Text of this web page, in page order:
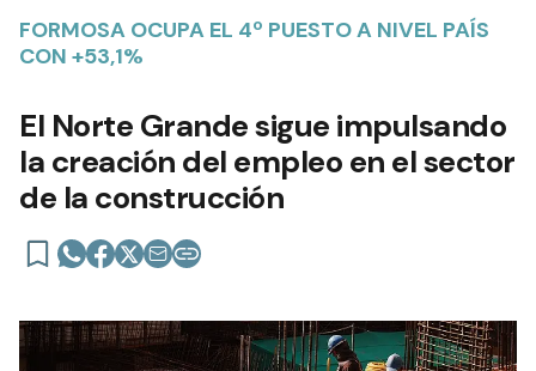
FORMOSA OCUPA EL 4º PUESTO A NIVEL PAÍS
CON +53,1%
El Norte Grande sigue impulsando
la creación del empleo en el sector
de la construcción